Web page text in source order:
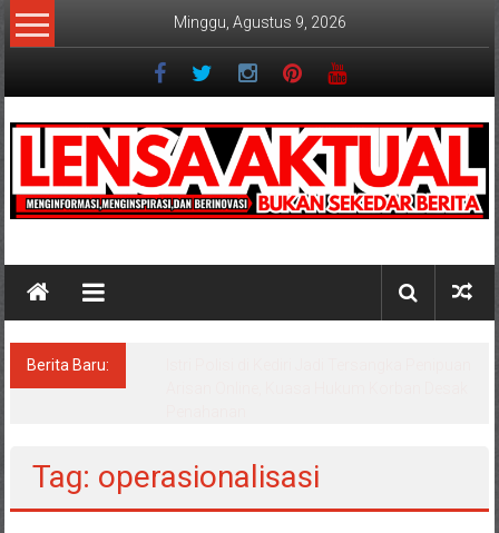
Lompat
ke
Minggu, Agustus 9, 2026
Berita Baru:
Tag: operasionalisasi